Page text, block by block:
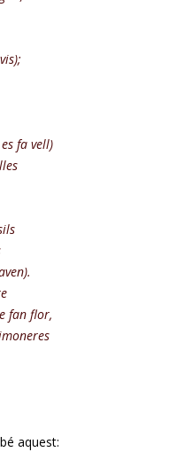
fa vell)
fan flor,
aquest: